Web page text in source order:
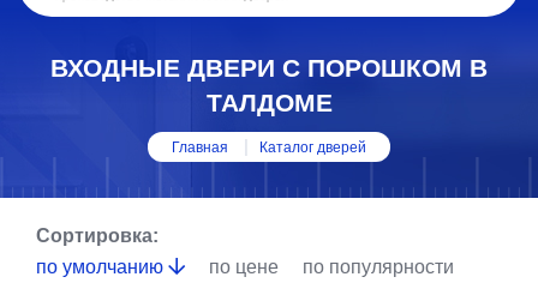
ВХОДНЫЕ ДВЕРИ С ПОРОШКОМ В
ТАЛДОМЕ
Главная Каталог дверей
Сортировка:
по умолчанию
по цене по популярности